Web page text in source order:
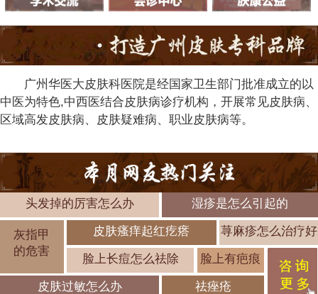
广州华医大皮肤科医院是经国家卫生部门批准成立的以
中医为特色,中西医结合皮肤病诊疗机构，开展常见皮肤病、
区域高发皮肤病、皮肤疑难病、职业皮肤病等。
头发掉的厉害怎么办 湿疹是怎么引起的
灰指甲
的危害
皮肤瘙痒起红疙瘩 荨麻疹怎么治疗好
脸上长痘怎么祛除 脸上有疤痕
皮肤过敏怎么办 祛痤疮